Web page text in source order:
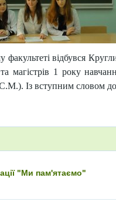
відбувся
магістрів 1 року
Із вступним словом
"Ми пам'ятаємо"